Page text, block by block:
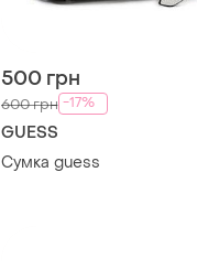
500 грн
600 грн -17%
GUESS
Сумка guess